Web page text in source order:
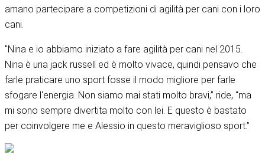
amano partecipare a competizioni di agilità per cani con i loro
cani.
"Nina e io abbiamo iniziato a fare agilità per cani nel 2015.
Nina è una jack russell ed è molto vivace, quindi pensavo che
farle praticare uno sport fosse il modo migliore per farle
sfogare l'energia. Non siamo mai stati molto bravi,” ride, “ma
mi sono sempre divertita molto con lei. E questo è bastato
per coinvolgere me e Alessio in questo meraviglioso sport.”